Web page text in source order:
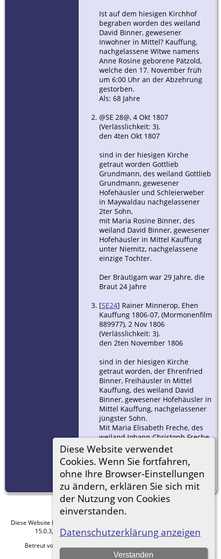
Diese Website verwendet
Cookies. Wenn Sie fortfahren,
ohne Ihre Browser-Einstellungen
zu ändern, erklären Sie sich mit
der Nutzung von Cookies
einverstanden.
Datenschutzerklärung anzeigen
Verstanden
Ist auf dem hiesigen Kirchhof
begraben worden des weiland
David Binner, gewesener
Inwohner in Mittel? Kauffung,
nachgelassene Witwe namens
Anne Rosine geborene Pätzold,
welche den 17. November früh
um 6:00 Uhr an der Abzehrung
gestorben.
Als: 68 Jahre
@SE 28@, 4 Okt 1807
(Verlässlichkeit: 3).
den 4ten Okt 1807
sind in der hiesigen Kirche
getraut worden Gottlieb
Grundmann, des weiland Gottlieb
Grundmann, gewesener
Hofehäusler und Schleierweber
in Maywaldau nachgelassener
2ter Sohn,
mit Maria Rosine Binner, des
weiland David Binner, gewesener
Hofehäusler in Mittel Kauffung
unter Niemitz, nachgelassene
einzige Tochter.
Der Bräutigam war 29 Jahre, die
Braut 24 Jahre
[SE24] Rainer Minnerop, Ehen
Kauffung 1806-07, (Mormonenfilm
889977), 2 Nov 1806
(Verlässlichkeit: 3).
den 2ten November 1806
sind in der hiesigen Kirche
getraut worden, der Ehrenfried
Binner, Freihäusler in Mittel
Kauffung, des weiland David
Binner, gewesener Hofehäusler in
Mittel Kauffung, nachgelassener
jüngster Sohn.
Mit Maria Elisabeth Freche, des
weiland Johann Christoph Freche,
gewesener Hofegärtner in Mittel
Kauffung, mittelste Tochter.
Der Bräutigam war 29 Jahre, die
Braut 25 Jahre alt.
Diese Website läuft mit
15.0.3, programmiert von Darrin Lythgoe © 2001-2026.
Betreut von